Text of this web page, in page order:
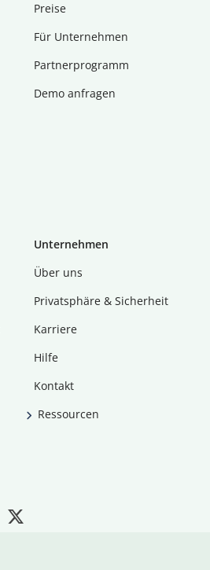
Preise
Für Unternehmen
Partnerprogramm
Demo anfragen
Unternehmen
Über uns
Privatsphäre & Sicherheit
Karriere
Hilfe
Kontakt
Ressourcen